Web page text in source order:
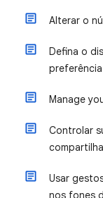
Alterar o
Defina o
preferência
Manage
Controlar
Usar
nos fones